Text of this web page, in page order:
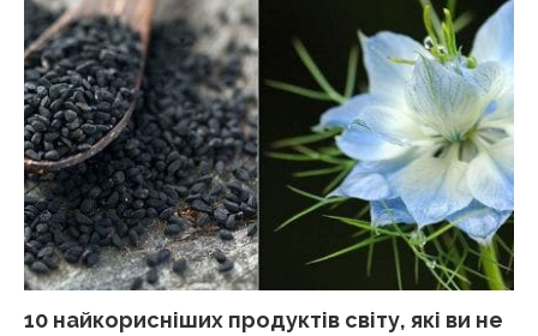
10 найкорисніших продуктів світу, які ви не